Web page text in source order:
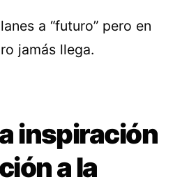
a “futuro” pero en
jamás llega.
inspiración
a la